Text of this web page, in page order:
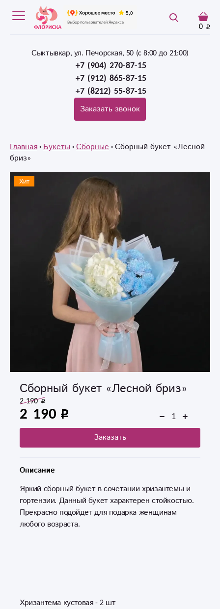
0
Сыктывкар, ул. Печорская, 50 (c 8:00 до 21:00)
+7 (904) 270-87-15
+7 (912) 865-87-15
+7 (8212) 55-87-15
Заказать звонок
Главная Букеты Сборные Сборный букет «Лесной
бриз»
Хит
Сборный букет «Лесной бриз»
2 190
2 190
Заказать
Описание
Яркий сборный букет в сочетании хризантемы и
гортензии. Данный букет характерен стойкостью.
Прекрасно подойдет для подарка женщинам
любого возраста.
Хризантема кустовая - 2 шт